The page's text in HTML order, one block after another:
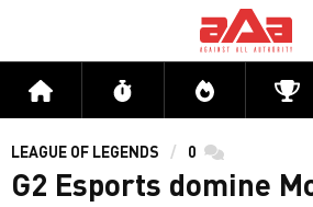
Accueil Flux Directs
LEAGUE OF LEGENDS 0 commentaires
G2 Esports domine